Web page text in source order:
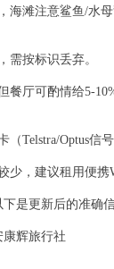
海滩注意鲨鱼/水母
需按标识丢弃。
餐厅可酌情给5-
（Telstra/Optus信
少，建议租用便携
是更新后的准确
辉旅行社